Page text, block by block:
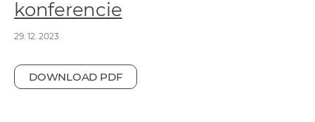
konferencie
29. 12. 2023
DOWNLOAD PDF